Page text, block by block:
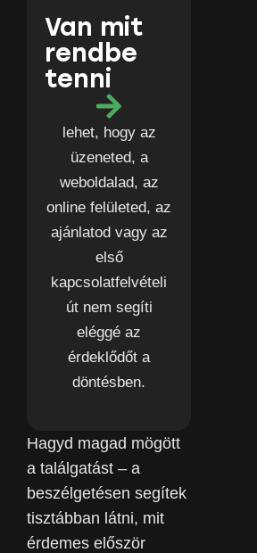
Van mit
rendbe
tenni
lehet, hogy az
üzeneted, a
weboldalad, az
online felületed, az
ajánlatod vagy az
első
kapcsolatfelvételi
út nem segíti
eléggé az
érdeklődőt a
döntésben.
Hagyd magad mögött
a találgatást – a
beszélgetésen segítek
tisztábban látni, mit
érdemes először